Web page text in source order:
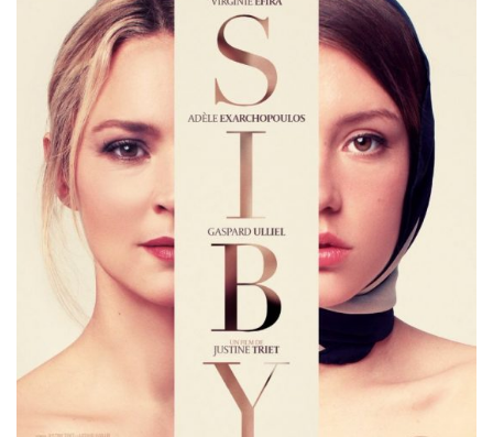
Misdaad
Musical
Oorlogsfilm
Romantische komedie
Thriller